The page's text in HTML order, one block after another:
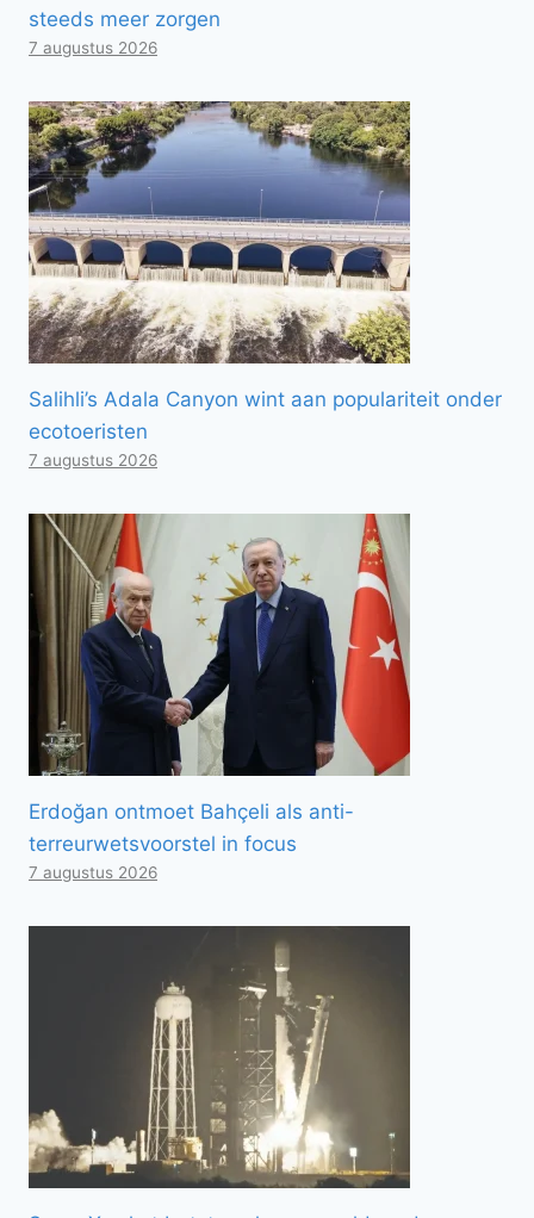
steeds meer zorgen
7 augustus 2026
Salihli’s Adala Canyon wint aan populariteit onder
ecotoeristen
7 augustus 2026
Erdoğan ontmoet Bahçeli als anti-
terreurwetsvoorstel in focus
7 augustus 2026